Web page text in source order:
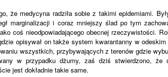
że medycyna radziła sobie z takimi epidemiami.
marginalizacji i coraz mniejszy ślad po tym
coś nieodpowiadającego obecnej rzeczywistości.
opisywał on także system kwarantanny w odeskim
wszystkich, przybywających z terenów gdzie
w przypadku dżumy, zaś dziś stwierdzono, że
jest dokładnie takie same.